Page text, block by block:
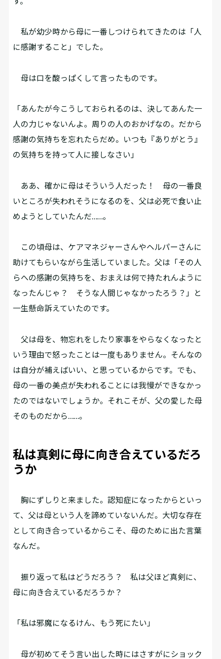
私が幼少時から母に一番しつけられてきたのは「人
に感謝すること」でした。
母は口を酸っぱくして言ったものです。
「あんたが今こうしておられるのは、決してあんた一
人の力じゃないんよ。周りの人のおかげなの。だから
感謝の気持ちを忘れたらだめ。いつも『ありがとう』
の気持ちを持って人に接しなさい」
ああ、確かに母はそういう人だった！ 母の一番良
いところが失われそうになるのを、父は必死で食い止
めようとしていたんだ……。
この頃母は、ケアマネジャーさんやヘルパーさんに
助けてもらいながら生活していました。父は「その人
らへの感謝の気持ちを、おまえは何で持たれんように
なったんじゃ？ そうな人間じゃなかったろう？」と
一生懸命訴えていたのです。
父は母を、物忘れをしたり家事をやらなくなったと
いう理由で怒ったことは一度もありません。そんなの
は自分が補えばいい、と思っているからです。でも、
母の一番の美点が失われることには我慢ができなかっ
たのではないでしょうか。それこそが、父の愛した母
そのものだから……。
私は真剣に母に向き合えているだろ
うか
胸にずしりと来ました。認知症になったからといっ
て、父は母という人を諦めていないんだ。大切な存在
として向き合っているからこそ、母のために出た言葉
なんだ。
振り返って私はどうだろう？ 私は父ほど真剣に、
母に向き合えているだろうか？
「私は邪魔になるけん、もう死にたい」
母が初めてそう言い出した時にはさすがにショック